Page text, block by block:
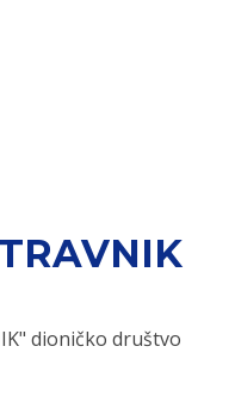
dioničko društvo